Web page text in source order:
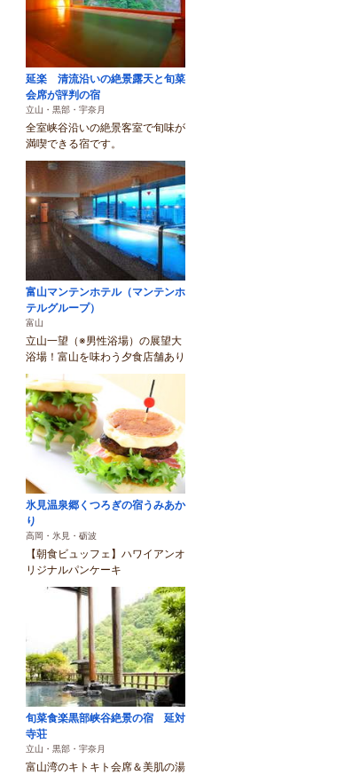
延楽 清流沿いの絶景露天と旬菜
会席が評判の宿
立山・黒部・宇奈月
全室峡谷沿いの絶景客室で旬味が
満喫できる宿です。
富山マンテンホテル（マンテンホ
テルグループ）
富山
立山一望（※男性浴場）の展望大
浴場！富山を味わう夕食店舗あり
氷見温泉郷くつろぎの宿うみあか
り
高岡・氷見・砺波
【朝食ビュッフェ】ハワイアンオ
リジナルパンケーキ
旬菜食楽黒部峡谷絶景の宿 延対
寺荘
立山・黒部・宇奈月
富山湾のキトキト会席＆美肌の湯